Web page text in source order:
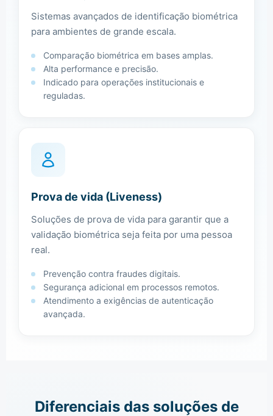
Sistemas avançados de identificação biométrica
para ambientes de grande escala.
Comparação biométrica em bases amplas.
Alta performance e precisão.
Indicado para operações institucionais e
reguladas.
Prova de vida (Liveness)
Soluções de prova de vida para garantir que a
validação biométrica seja feita por uma pessoa
real.
Prevenção contra fraudes digitais.
Segurança adicional em processos remotos.
Atendimento a exigências de autenticação
avançada.
Diferenciais das soluções de